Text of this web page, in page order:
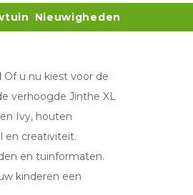
Nieuwigheden
Of u nu kiest voor de
verhoogde Jinthe XL
Ivy, houten
en creativiteit.
en tuinformaten.
kinderen een